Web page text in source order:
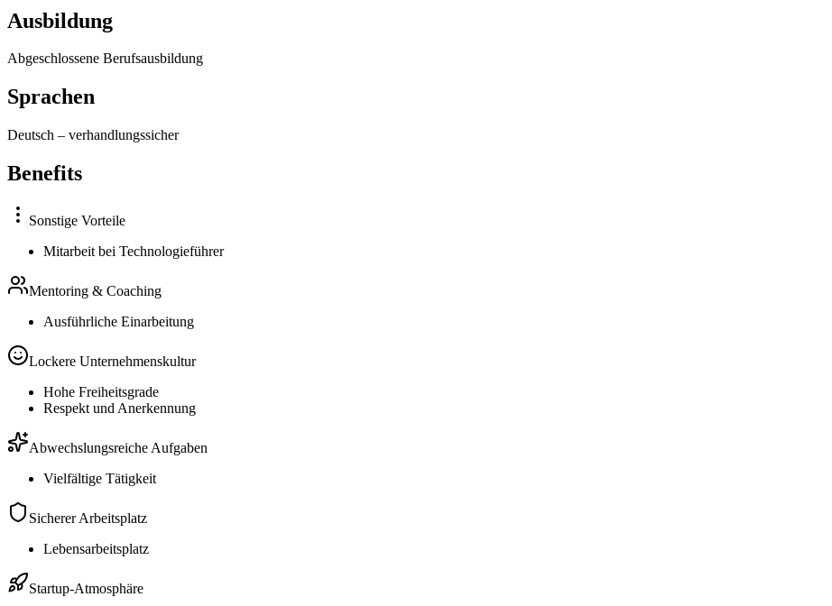
Ausbildung
Abgeschlossene Berufsausbildung
Sprachen
Deutsch – verhandlungssicher
Benefits
Sonstige Vorteile
Mitarbeit bei Technologieführer
Mentoring & Coaching
Ausführliche Einarbeitung
Lockere Unternehmenskultur
Hohe Freiheitsgrade
Respekt und Anerkennung
Abwechslungsreiche Aufgaben
Vielfältige Tätigkeit
Sicherer Arbeitsplatz
Lebensarbeitsplatz
Startup-Atmosphäre